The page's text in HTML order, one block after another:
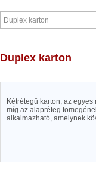
Duplex karton
Kétrétegű karton, az
míg az alapréteg
alkalmazható, amelynek